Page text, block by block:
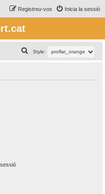
Inicia la sessió
Registreu-vos
Style:
e